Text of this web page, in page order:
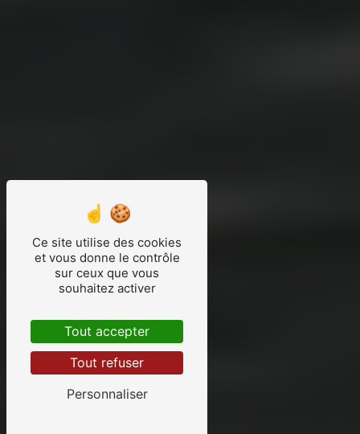
Ce site utilise des cookies
et vous donne le contrôle
sur ceux que vous
souhaitez activer
Tout accepter
Tout refuser
Personnaliser